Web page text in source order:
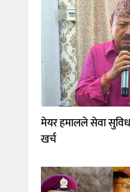
मेयर हमालले सेवा
खर्च